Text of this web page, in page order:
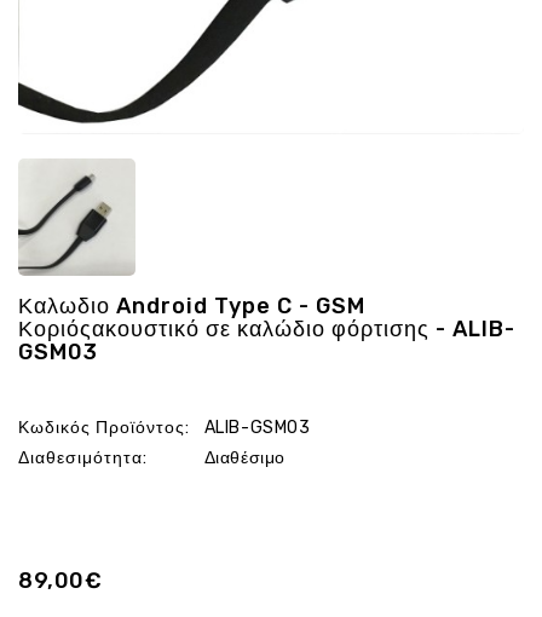
Hobby
-
Αθλητισμός
Επιγραφες
Προσφορες
Καλωδιο Android Type C - GSM
Κοριόςακουστικό σε καλώδιο φόρτισης - ALIB-
GSM03
Κωδικός Προϊόντος:
ALIB-GSM03
Διαθεσιμότητα:
Διαθέσιμο
89,00€